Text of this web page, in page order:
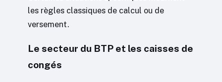
les règles classiques de calcul ou de
versement.
Le secteur du BTP et les caisses de
congés